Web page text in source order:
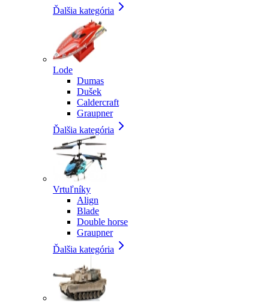
Ďalšia kategória
Lode
Dumas
Dušek
Caldercraft
Graupner
Ďalšia kategória
Vrtuľníky
Align
Blade
Double horse
Graupner
Ďalšia kategória